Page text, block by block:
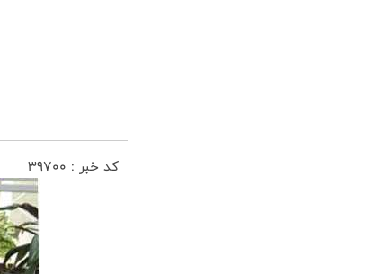
کد خبر : 39700